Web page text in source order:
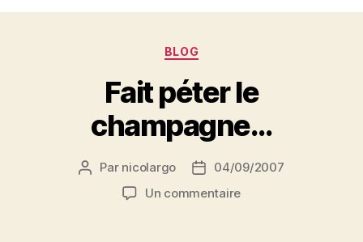
Catégories
BLOG
Fait péter le
champagne…
Auteur
l’article
Par nicolargo
Date04/09/2007
Un commentairesur